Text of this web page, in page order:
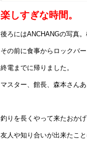
楽しすぎな時間。
後ろにはANCHANGの写真。
その前に食事からロックバ
終電までに帰りました。
マスター、館長、森本さん
釣りを長くやって来たおか
友人や知り合いが出来たこ